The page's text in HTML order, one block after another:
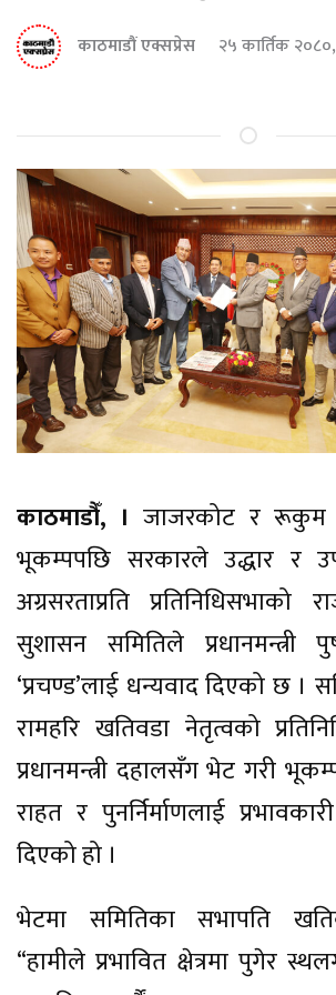
काठमाडौं एक्सप्रेस २५ कार्तिक
काठमाडौँ, । जाजरकोट र रूकुम
भूकम्पपछि सरकारले उद्धार र
अग्रसरताप्रति प्रतिनिधिसभाको
सुशासन समितिले प्रधानमन्त्री
‘प्रचण्ड’लाई धन्यवाद दिएको छ ।
रामहरि खतिवडा नेतृत्वको
प्रधानमन्त्री दहालसँग भेट गरी भूकम्प
राहत र पुनर्निर्माणलाई
दिएको हो ।
भेटमा समितिका सभापति
“हामीले प्रभावित क्षेत्रमा पुगेर